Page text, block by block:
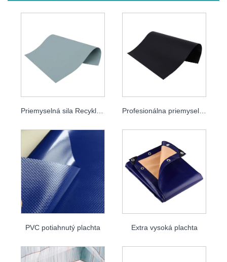
Priemyselná sila Recyklovaná dlhotrvajúca plachta Profesionálna priemyselná plachta spomaľujúca horenie
PVC potiahnutý plachta Extra vysoká plachta